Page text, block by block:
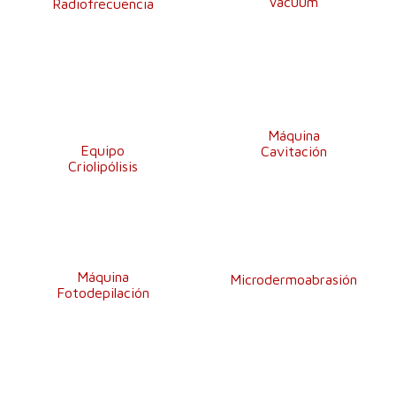
Equipo
Criolipólisis
Máquina
Fotodepilación
Máquina
Cavitación
Microdermoabrasión